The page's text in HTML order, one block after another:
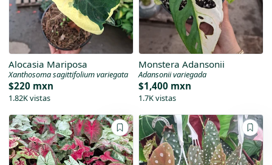
Alocasia Mariposa
Xanthosoma sagittifolium variegata
$220 mxn
1.82K vistas
Monstera Adansonii
Adansonii variegada
$1,400 mxn
1.7K vistas